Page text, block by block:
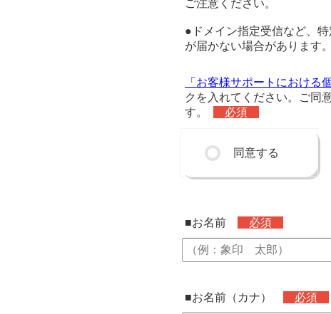
ご注意ください。
●ドメイン指定受信など、
が届かない場合があります
「お客様サポートにおける
クを入れてください。ご同
す。
必須
同意する
■お名前 必須
■お名前（カナ） 必須